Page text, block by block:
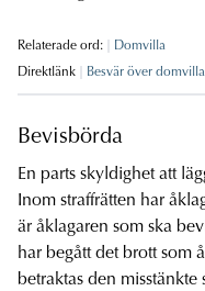
Relaterade ord:
Domvilla
Direktlänk
Besvär över domvilla
Bevisbörda
En parts skyldighet att
Inom straffrätten har
är åklagaren som ska
har begått det brott som
betraktas den misstänkte